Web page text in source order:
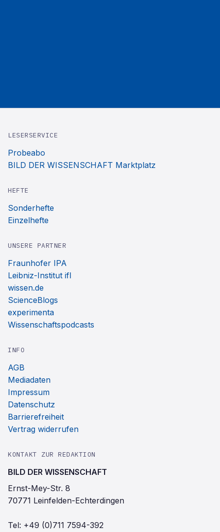
LESERSERVICE
Probeabo
BILD DER WISSENSCHAFT Marktplatz
HEFTE
Sonderhefte
Einzelhefte
UNSERE PARTNER
Fraunhofer IPA
Leibniz-Institut ifl
wissen.de
ScienceBlogs
experimenta
Wissenschaftspodcasts
INFO
AGB
Mediadaten
Impressum
Datenschutz
Barrierefreiheit
Vertrag widerrufen
KONTAKT ZUR REDAKTION
BILD DER WISSENSCHAFT
Ernst-Mey-Str. 8
70771 Leinfelden-Echterdingen
Tel: +49 (0)711 7594-392